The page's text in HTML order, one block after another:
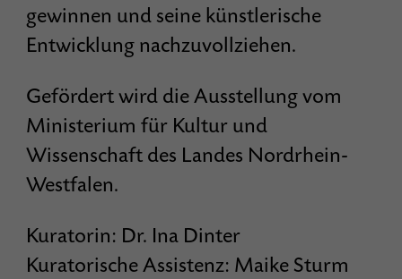
gewinnen und seine künstlerische
Entwicklung nachzuvollziehen.
Gefördert wird die Ausstellung vom
Ministerium für Kultur und
Wissenschaft des Landes Nordrhein-
Westfalen.
Kuratorin: Dr. Ina Dinter
Kuratorische Assistenz: Maike Sturm